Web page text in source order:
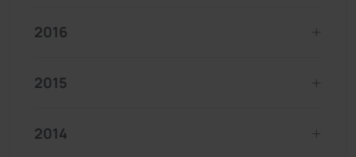
2016
2015
2014